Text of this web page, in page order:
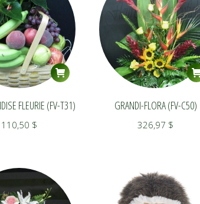
FLEURIE (FV-T31)
110,50 $
GRANDI-FLORA (FV-C50)
326,97 $